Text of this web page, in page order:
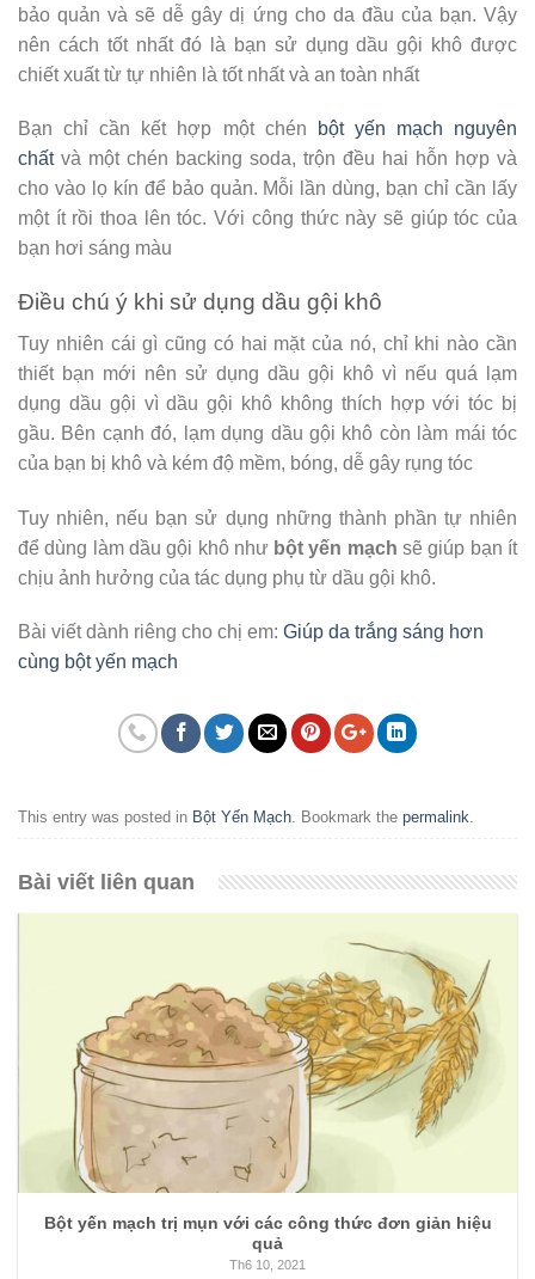
bảo quản và sẽ dễ gây dị ứng cho da đầu của bạn. Vậy
nên cách tốt nhất đó là bạn sử dụng dầu gội khô được
chiết xuất từ tự nhiên là tốt nhất và an toàn nhất
Bạn chỉ cần kết hợp một chén
bột yến mạch nguyên
chấtvà một chén backing soda, trộn đều hai hỗn hợp và
cho vào lọ kín để bảo quản. Mỗi lần dùng, bạn chỉ cần lấy
một ít rồi thoa lên tóc. Với công thức này sẽ giúp tóc của
bạn hơi sáng màu
Điều chú ý khi sử dụng dầu gội khô
Tuy nhiên cái gì cũng có hai mặt của nó, chỉ khi nào cần
thiết bạn mới nên sử dụng dầu gội khô vì nếu quá lạm
dụng dầu gội vì dầu gội khô không thích hợp với tóc bị
gầu. Bên cạnh đó, lạm dụng dầu gội khô còn làm mái tóc
của bạn bị khô và kém độ mềm, bóng, dễ gây rụng tóc
Tuy nhiên, nếu bạn sử dụng những thành phần tự nhiên
để dùng làm dầu gội khô nhưbột yến mạch sẽ giúp bạn ít
chịu ảnh hưởng của tác dụng phụ từ dầu gội khô.
Bài viết dành riêng cho chị em: Giúp da trắng sáng hơn
cùng bột yến mạch
This entry was posted in Bột Yến Mạch . Bookmark the permalink
Bài viết liên quan
Bột yến mạch trị mụn với các công thức đơn giản hiệu
quả
Th6 10, 2021